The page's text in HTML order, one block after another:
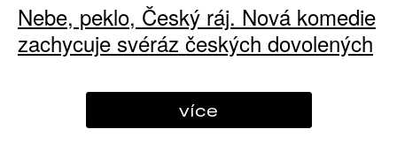
Nebe, peklo, Český ráj. Nová komedie
zachycuje svéráz českých dovolených
více